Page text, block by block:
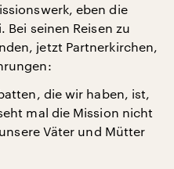
eben die
Bei seinen Reisen zu
jetzt Partnerkirchen,
die wir haben, ist,
mal die Mission nicht
Väter und Mütter